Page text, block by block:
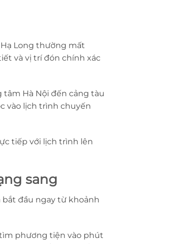
Long thường mất
và vị trí đón chính xác
Hà Nội đến cảng tàu
vào lịch trình chuyến
tiếp với lịch trình lên
sang
đầu ngay từ khoảnh
phương tiện vào phút